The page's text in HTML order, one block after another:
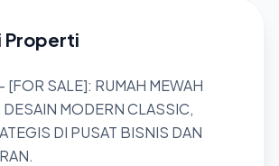
Properti
[FOR SALE]: RUMAH MEWAH
DESAIN MODERN CLASSIC,
DI PUSAT BISNIS DAN